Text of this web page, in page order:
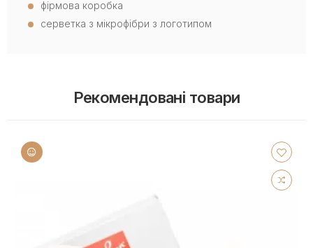
фірмова коробка
серветка з мікрофібри з логотипом
Рекомендовані товари